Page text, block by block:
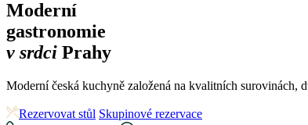
Moderní
gastronomie
v srdci Prahy
Moderní česká kuchyně založená na kvalitních surovinách,
Rezervovat stůl Skupinové rezervace